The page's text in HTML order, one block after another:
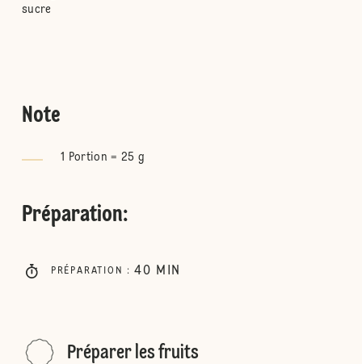
sucre
Note
1 Portion = 25 g
Préparation:
PRÉPARATION : 40 MIN
Préparer les fruits